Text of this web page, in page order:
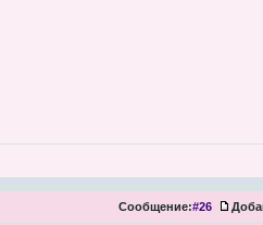
Сообщение:#26